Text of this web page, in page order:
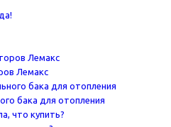
Лемакс
бака для отопления